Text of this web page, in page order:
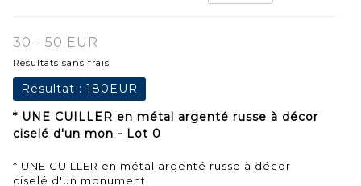
30 - 50 EUR
Résultats sans frais
Résultat : 180EUR
* UNE CUILLER en métal argenté russe à décor
ciselé d'un mon - Lot 0
* UNE CUILLER en métal argenté russe à décor
ciselé d'un monument.